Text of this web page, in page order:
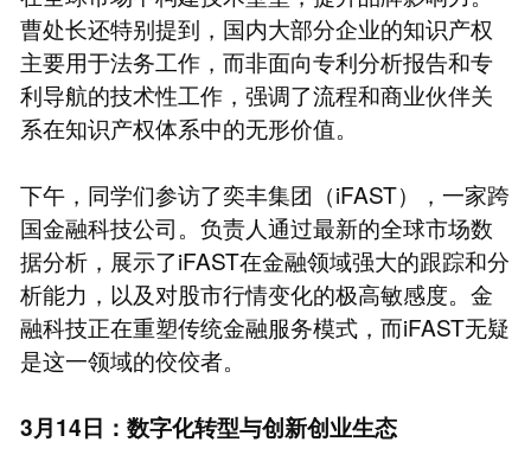
曹处长还特别提到，国内大部分企业的知识产权
主要用于法务工作，而非面向专利分析报告和专
利导航的技术性工作，强调了流程和商业伙伴关
系在知识产权体系中的无形价值。
下午，同学们参访了奕丰集团（iFAST），一家跨
国金融科技公司。负责人通过最新的全球市场数
据分析，展示了iFAST在金融领域强大的跟踪和分
析能力，以及对股市行情变化的极高敏感度。金
融科技正在重塑传统金融服务模式，而iFAST无疑
是这一领域的佼佼者。
3月14日：数字化转型与创新创业生态